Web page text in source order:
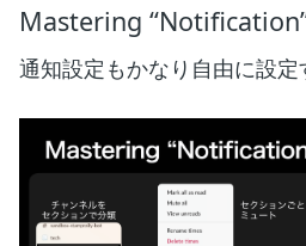
Mastering
通知設定もかなり自由に設